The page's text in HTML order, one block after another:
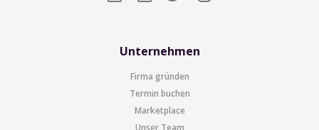
Unternehmen
Firma gründen
Termin buchen
Marketplace